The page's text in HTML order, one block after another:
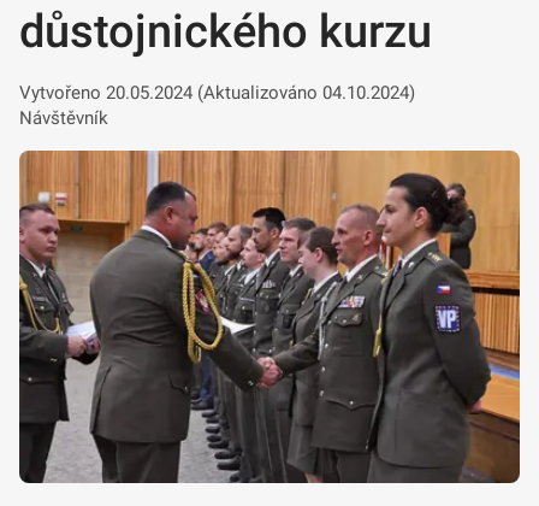
důstojnického kurzu
Vytvořeno 20.05.2024 (Aktualizováno 04.10.2024)
Návštěvník